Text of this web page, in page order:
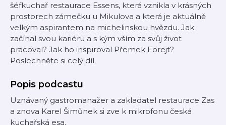
šéfkuchař restaurace Essens, která vznikla v krásných
prostorech zámečku u Mikulova a která je aktuálně
velkým aspirantem na michelinskou hvězdu. Jak
začínal svou kariéru a s kým vším za svůj život
pracoval? Jak ho inspiroval Přemek Forejt?
Poslechněte si celý díl.
Popis podcastu
Uznávaný gastromanažer a zakladatel restaurace Zas
a znova Karel Šimůnek si zve k mikrofonu česká
kuchařská esa.